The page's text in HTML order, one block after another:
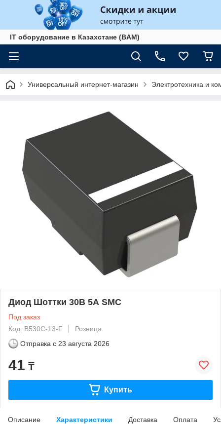
IT оборудование в Казахстане (BAM)
Универсальный интернет-магазин Электротехника и
Диод Шоттки 30В 5А SMC
Под заказ
Код: B530C-13-F
Розница
Отправка с 23 августа 2026
41 ₸
Купить
Описание Характеристики Доставка Оплата